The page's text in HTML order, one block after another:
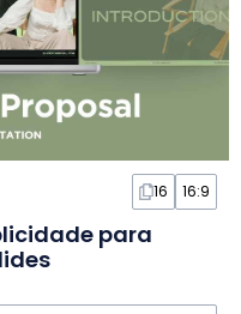
16 16:9
para